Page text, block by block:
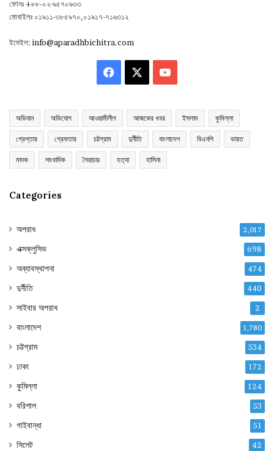
ফোনঃ +৮৮-০২-৯৫৭০৯৩৩
মোবাইলঃ ০১৯১১-৩৮৫৯৭০,০১৯১৭-৭১৬৩১২
ইমেইল:info@aparadhbichitra.com
Facebook YouTube
অভিযান অভিযোগ আওয়ামীলীগ আজকের খবর ইসলাম কুমিল্লা
গ্রেপ্তার গ্রেফতার চট্টগ্রাম দুর্নীতি বাংলাদেশ বিএনপি ভারত
মাদক সাংবাদিক সৈরাচার হত্যা হাসিনা
Categories
অপরাধ 2,017
এক্সক্লুসিভ 698
অব্যাবস্থাপনা 474
দুর্নীতি 440
সাইবার অপরাধ 2
বাংলাদেশ 1,780
চট্টগ্রাম 534
ঢাকা 172
কুমিল্লা 124
বরিশাল 53
গাইবান্ধা 51
সিলেট 42